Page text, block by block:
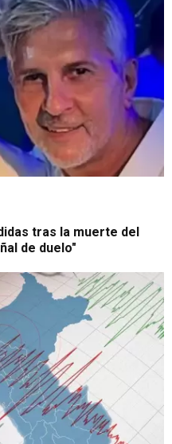
tras la muerte del
de duelo"